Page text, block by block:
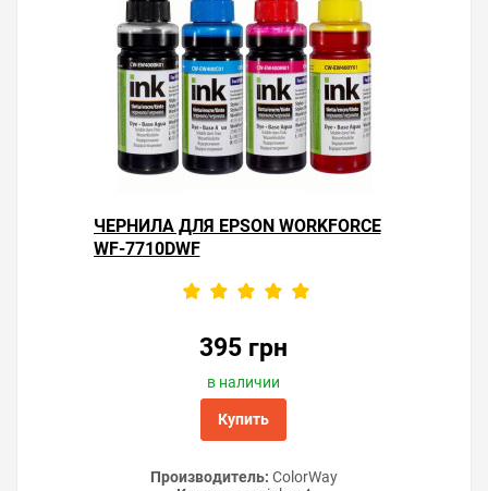
ЧЕРНИЛА ДЛЯ EPSON WORKFORCE
WF-7710DWF
395 грн
в наличии
Купить
Производитель: ColorWay